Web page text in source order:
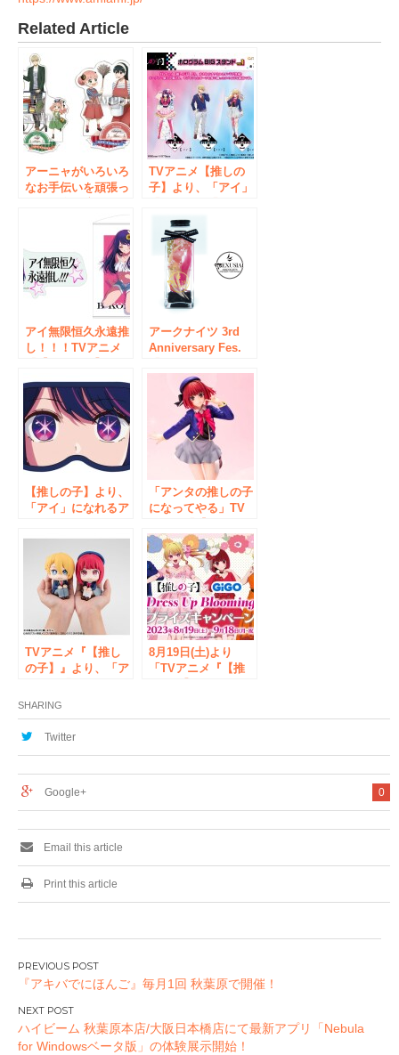
Related Article
アーニャがいろいろ
なお手伝いを頑張っ
『SPY×FAM ILY』
より描き下ろしビジ
ュアル「お手伝い」
を使用した、アクリ
ルスタンドプレート
TVアニメ【推しの
子】より、「アイ」
ー」の大きめのアク
リルスタンドが「あ
みあみ」から登場。
アイ無限恒久永遠推
し！！！TVアニメ
り、「ステッカー」
「タペストリー」が
登場。「あみあみ」
にてご案内中。
アークナイツ 3rd
Anniversary Fes.
Doctor.」グッズ
が、「あみあみ」か
ら登場。
【推しの子】より、
「アイ」になれるア
「あみあみ」にてご
案内中。
「アンタの推しの子
になってやる」TV
子】』より、「有馬
かな」がフィギュア
化。
TVアニメ『【推し
の子】』より、「ア
が「るかっぷ」シリ
ーズフィギュアに登
場。「アイ」「ルビ
8月19日(土)より
「TVアニメ『【推
イズキャンペーン」
SHARING
Twitter
0
Google+
Email this article
Print this article
投
稿
ナ
ビ
『アキバでにほんご』毎月1回 秋葉原で開催！
ハイビーム 秋葉原本店/大阪日本橋店にて最新アプリ「Nebula
for Windowsベータ版」の体験展示開始！